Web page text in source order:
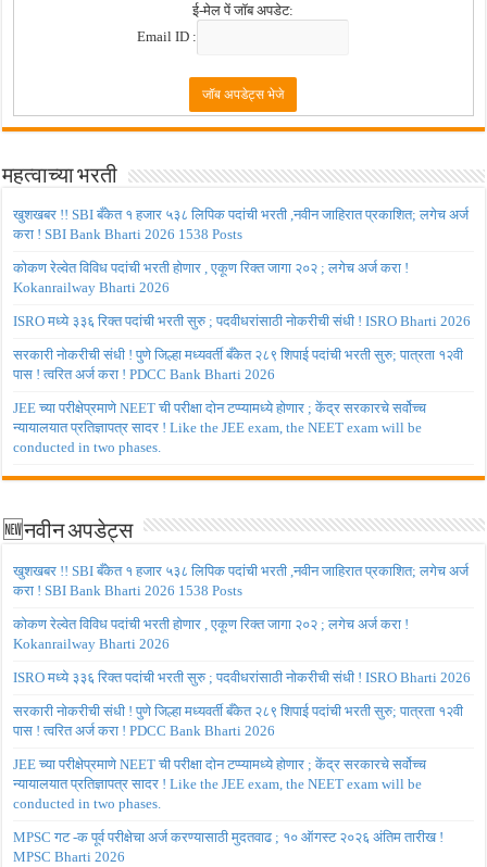
ई-मेल पें जॉब अपडेट:
Email ID :
महत्वाच्या भरती
खुशखबर !! SBI बँकेत १ हजार ५३८ लिपिक पदांची भरती ,नवीन जाहिरात प्रकाशित; लगेच अर्ज
करा ! SBI Bank Bharti 2026 1538 Posts
कोकण रेल्वेत विविध पदांची भरती होणार , एकूण रिक्त जागा २०२ ; लगेच अर्ज करा !
Kokanrailway Bharti 2026
ISRO मध्ये ३३६ रिक्त पदांची भरती सुरु ; पदवीधरांसाठी नोकरीची संधी ! ISRO Bharti 2026
सरकारी नोकरीची संधी ! पुणे जिल्हा मध्यवर्ती बँकेत २८९ शिपाई पदांची भरती सुरु; पात्रता १२वी
पास ! त्वरित अर्ज करा ! PDCC Bank Bharti 2026
JEE च्या परीक्षेप्रमाणे NEET ची परीक्षा दोन टप्प्यामध्ये होणार ; केंद्र सरकारचे सर्वोच्च
न्यायालयात प्रतिज्ञापत्र सादर ! Like the JEE exam, the NEET exam will be
conducted in two phases.
🆕नवीन अपडेट्स
खुशखबर !! SBI बँकेत १ हजार ५३८ लिपिक पदांची भरती ,नवीन जाहिरात प्रकाशित; लगेच अर्ज
करा ! SBI Bank Bharti 2026 1538 Posts
कोकण रेल्वेत विविध पदांची भरती होणार , एकूण रिक्त जागा २०२ ; लगेच अर्ज करा !
Kokanrailway Bharti 2026
ISRO मध्ये ३३६ रिक्त पदांची भरती सुरु ; पदवीधरांसाठी नोकरीची संधी ! ISRO Bharti 2026
सरकारी नोकरीची संधी ! पुणे जिल्हा मध्यवर्ती बँकेत २८९ शिपाई पदांची भरती सुरु; पात्रता १२वी
पास ! त्वरित अर्ज करा ! PDCC Bank Bharti 2026
JEE च्या परीक्षेप्रमाणे NEET ची परीक्षा दोन टप्प्यामध्ये होणार ; केंद्र सरकारचे सर्वोच्च
न्यायालयात प्रतिज्ञापत्र सादर ! Like the JEE exam, the NEET exam will be
conducted in two phases.
MPSC गट -क पूर्व परीक्षेचा अर्ज करण्यासाठी मुदतवाढ ; १० ऑगस्ट २०२६ अंतिम तारीख !
MPSC Bharti 2026